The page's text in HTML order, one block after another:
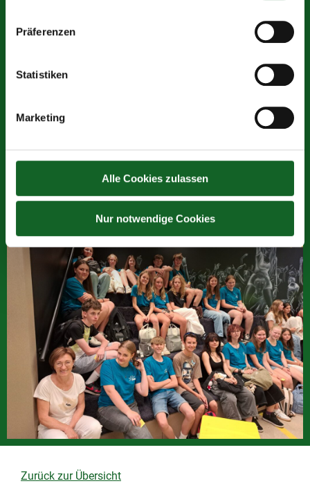
Präferenzen
Statistiken
Marketing
Alle Cookies zulassen
Nur notwendige Cookies
Zurück zur Übersicht